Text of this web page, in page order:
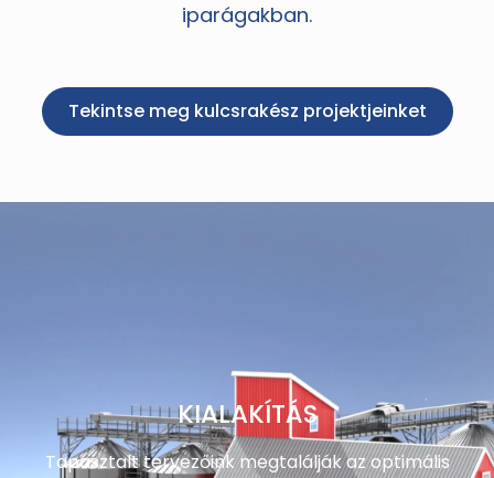
iparágakban.
Tekintse meg kulcsrakész projektjeinket
KIALAKÍTÁS
Tapasztalt tervezőink megtalálják az optimális